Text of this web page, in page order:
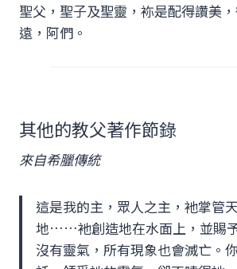
聖父，聖子及聖靈，袮是配得讚美
遠，阿們。
其他的教父著作節錄
來自希臘傳統
這是我的主，眾人之主，衪掌管
地……衪創造地在水面上，並賜
沒有靈氣，所有現象也會滅亡。